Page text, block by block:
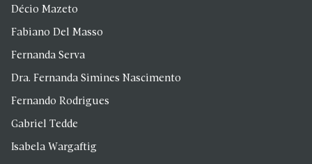
Décio Mazeto
Fabiano Del Masso
Fernanda Serva
Dra. Fernanda Simines Nascimento
Fernando Rodrigues
Gabriel Tedde
Isabela Wargaftig